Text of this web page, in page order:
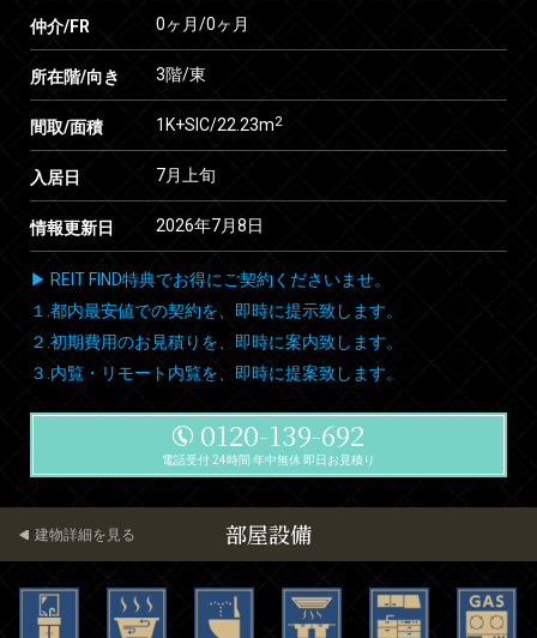
仲介/FR 0ヶ月/0ヶ月
所在階/向き 3階/東
間取/面積 1K+SIC/22.23m2
入居日 7月上旬
情報更新日 2026年7月8日
▶ REIT FIND特典でお得にご契約くださいませ。
１.都内最安値での契約を、即時に提示致します。
２.初期費用のお見積りを、即時に案内致します。
３.内覧・リモート内覧を、即時に提案致します。
0120-139-692
電話受付 24時間 年中無休 即日お見積り
部屋設備
建物詳細を見る